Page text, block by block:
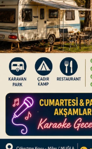
21.03.2026 -
İran'ın, İsrail'in
bulunduğu Körfez
hedeflere yönelik